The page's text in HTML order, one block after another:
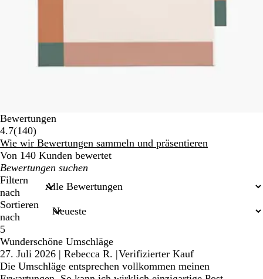
Bewertungen
4.7(140140
Bewertungen
)
Wie wir Bewertungen sammeln und präsentieren
Von 140 Kunden bewertet
Meine
Sucheingaben
Filtern
nach
Sortieren
nach
5
Wunderschöne Umschläge
27. Juli 2026 | Rebecca R. |Verifizierter Kauf
Die Umschläge entsprechen vollkommen meinen